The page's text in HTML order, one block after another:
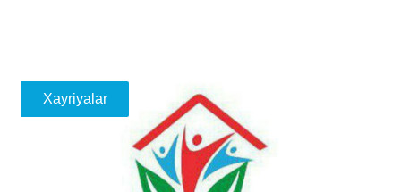
Xayriyalar